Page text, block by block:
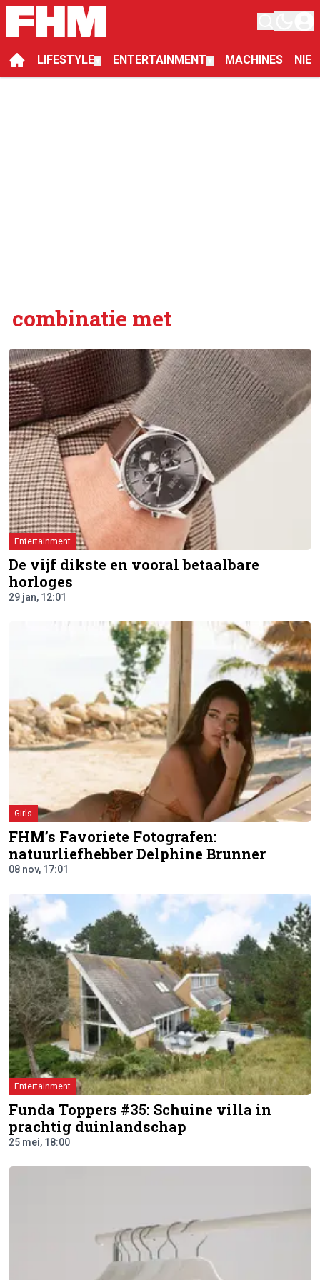
LIFESTYLE ENTERTAINMENT MACHINES
combinatie met
Entertainment
De vijf dikste en vooral betaalbare
horloges
29 jan, 12:01
Girls
FHM’s Favoriete Fotografen:
natuurliefhebber Delphine Brunner
08 nov, 17:01
Entertainment
Funda Toppers #35: Schuine villa in
prachtig duinlandschap
25 mei, 18:00